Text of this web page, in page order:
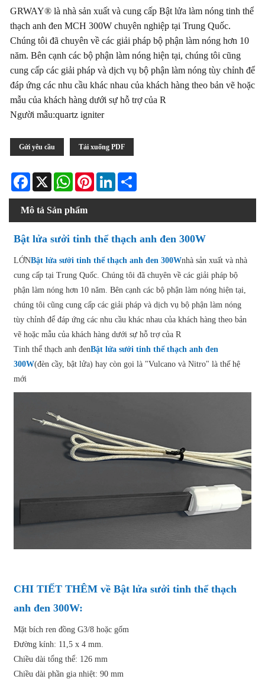
GRWAY® là nhà sản xuất và cung cấp Bật lửa làm nóng tinh thể
thạch anh đen MCH 300W chuyên nghiệp tại Trung Quốc.
Chúng tôi đã chuyên về các giải pháp bộ phận làm nóng hơn 10
năm. Bên cạnh các bộ phận làm nóng hiện tại, chúng tôi cũng
cung cấp các giải pháp và dịch vụ bộ phận làm nóng tùy chỉnh để
đáp ứng các nhu cầu khác nhau của khách hàng theo bản vẽ hoặc
mẫu của khách hàng dưới sự hỗ trợ của R
Người mẫu:quartz igniter
Gửi yêu cầu Tải xuống PDF
Facebook
X WhatsAppPinterestLinkedIn
Mô tả Sản phẩm
Bật lửa sưởi tinh thể thạch anh đen 300W
LỚNBật lửa sưởi tinh thể thạch anh đen 300Wnhà sản xuất và nhà
cung cấp tại Trung Quốc. Chúng tôi đã chuyên về các giải pháp bộ
phận làm nóng hơn 10 năm. Bên cạnh các bộ phận làm nóng hiện tại,
chúng tôi cũng cung cấp các giải pháp và dịch vụ bộ phận làm nóng
tùy chỉnh để đáp ứng các nhu cầu khác nhau của khách hàng theo bản
vẽ hoặc mẫu của khách hàng dưới sự hỗ trợ của R
Tinh thể thạch anh đenBật lửa sưởi tinh thể thạch anh đen
300W(đèn cầy, bật lửa) hay còn gọi là "Vulcano và Nitro" là thế hệ
mới
CHI TIẾT THÊM về Bật lửa sưởi tinh thể thạch
anh đen 300W:
Mặt bích ren đồng G3/8 hoặc gốm
Đường kính: 11,5 x 4 mm.
Chiều dài tổng thể: 126 mm
Chiều dài phần gia nhiệt: 90 mm